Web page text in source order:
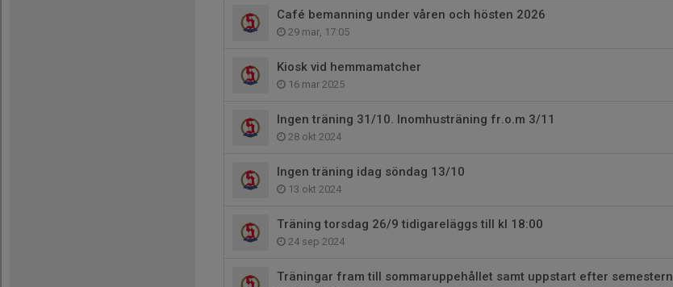
Café bemanning under våren och hösten 2026
29 mar, 17:05
Kiosk vid hemmamatcher
16 mar 2025
Ingen träning 31/10. Inomhusträning fr.o.m 3/11
28 okt 2024
Ingen träning idag söndag 13/10
13 okt 2024
Träning torsdag 26/9 tidigareläggs till kl 18:00
24 sep 2024
Träningar fram till sommaruppehållet samt uppstart efter semestern